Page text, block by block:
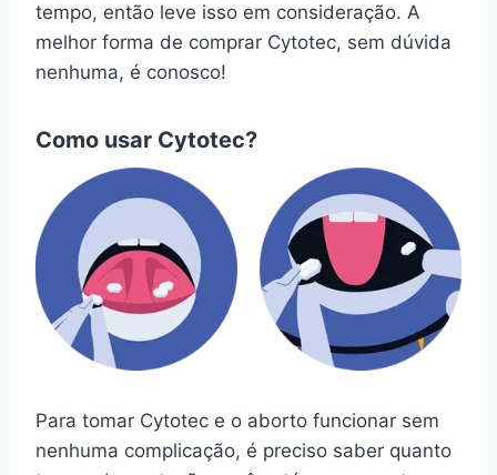
tempo, então leve isso em consideração. A
melhor forma de comprar Cytotec, sem dúvida
nenhuma, é conosco!
Como usar Cytotec?
Para tomar Cytotec e o aborto funcionar sem
nenhuma complicação, é preciso saber quanto